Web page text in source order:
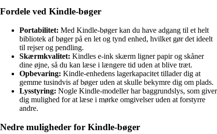
Fordele ved Kindle-bøger
Portabilitet: Med Kindle-bøger kan du have adgang til et helt
bibliotek af bøger på en let og tynd enhed, hvilket gør det ideelt
til rejser og pendling.
Skærmkvalitet: Kindles e-ink skærm ligner papir og skåner
dine øjne, så du kan læse i længere tid uden at blive træt.
Opbevaring: Kindle-enhedens lagerkapacitet tillader dig at
gemme tusindvis af bøger uden at skulle bekymre dig om plads.
Lysstyring: Nogle Kindle-modeller har baggrundslys, som giver
dig mulighed for at læse i mørke omgivelser uden at forstyrre
andre.
Nedre muligheder for Kindle-bøger